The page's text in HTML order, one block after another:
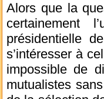
Alors que la
certainement
présidentielle
s’intéresser à
impossible de
mutualistes